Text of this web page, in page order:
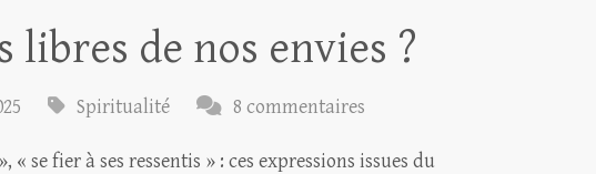
libres de nos envies ?
Spiritualité 8 commentaires
se fier à ses ressentis » : ces expressions issues du